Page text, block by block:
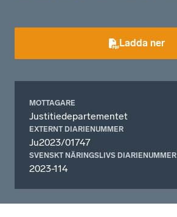
Ladda ner
MOTTAGARE
Justitiedepartementet
EXTERNT DIARIENUMMER
Ju2023/01747
SVENSKT NÄRINGSLIVS DIARIENUMMER
2023-114